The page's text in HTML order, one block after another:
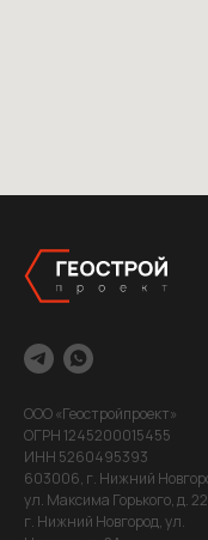
ООО «Геостройпроект»
ОГРН 1245200015455
ИНН 5260495393
603006, г. Нижний
ул. Максима Горького, д.
г. Нижний Новгород, ул.